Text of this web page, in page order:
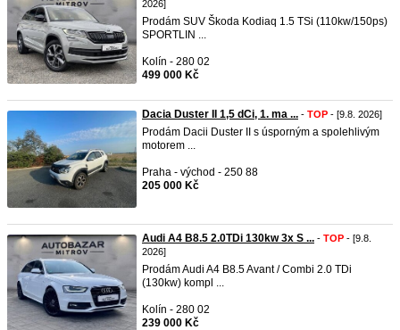
2026]
Prodám SUV Škoda Kodiaq 1.5 TSi (110kw/150ps)
SPORTLIN ...
Kolín - 280 02
499 000 Kč
Dacia Duster II 1,5 dCi, 1. ma ... - TOP - [9.8. 2026]
Prodám Dacii Duster II s úsporným a spolehlivým
motorem ...
Praha - východ - 250 88
205 000 Kč
Audi A4 B8.5 2.0TDi 130kw 3x S ... - TOP - [9.8.
2026]
Prodám Audi A4 B8.5 Avant / Combi 2.0 TDi
(130kw) kompl ...
Kolín - 280 02
239 000 Kč